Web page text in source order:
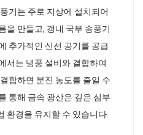
기는 주로 지상에 설치되어
을 만들고, 갱내 국부 송풍기
추가적인 신선 공기를 공급
서는 냉풍 설비와 결합하여
합하면 분진 농도를 줄일 수
통해 금속 광산은 깊은 심부
환경을 유지할 수 있습니다.